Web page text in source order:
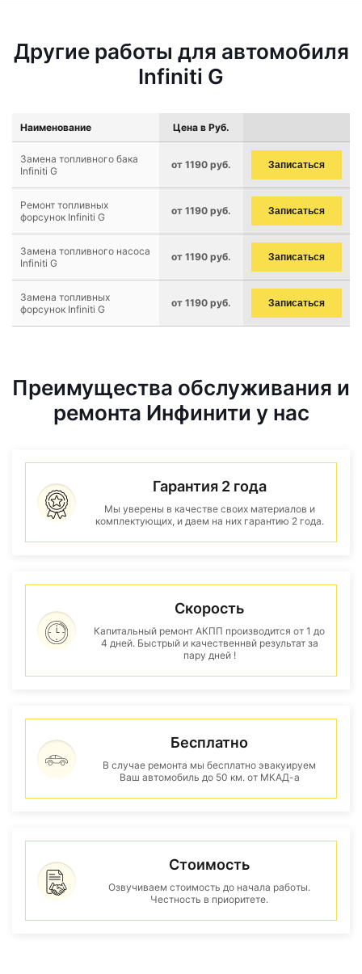
Другие работы для автомобиля
Infiniti G
Наименование Цена в Руб.
Замена топливного бака
Infiniti G
от 1190 руб. Записаться
Ремонт топливных
форсунок Infiniti G
от 1190 руб. Записаться
Замена топливного насоса
Infiniti G
от 1190 руб. Записаться
Замена топливных
форсунок Infiniti G
от 1190 руб. Записаться
Преимущества обслуживания и
ремонта Инфинити у нас
Гарантия 2 года
Мы уверены в качестве своих материалов и
комплектующих, и даем на них гарантию 2 года.
Скорость
Капитальный ремонт АКПП производится от 1 до
4 дней. Быстрый и качественнвй результат за
пару дней !
Бесплатно
В случае ремонта мы бесплатно эвакуируем
Ваш автомобиль до 50 км. от МКАД-а
Стоимость
Озвучиваем стоимость до начала работы.
Честность в приоритете.